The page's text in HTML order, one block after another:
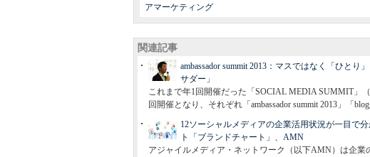
アマーケティング
関連記事
ambassador summit 2013：マスではなく「ひと
サダー」
これまで年1回開催だった「SOCIAL MEDIA SUMMIT」
回開催となり、それぞれ「ambassador summit 2013」「
12ソーシャルメディアの企業活用状況が一目で
ト「ブランドチャート」、AMN
アジャイルメディア・ネットワーク（以下AMN）は企